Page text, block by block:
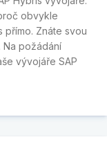
obvykle
přímo. Znáte svou
Na požádání
vývojáře SAP